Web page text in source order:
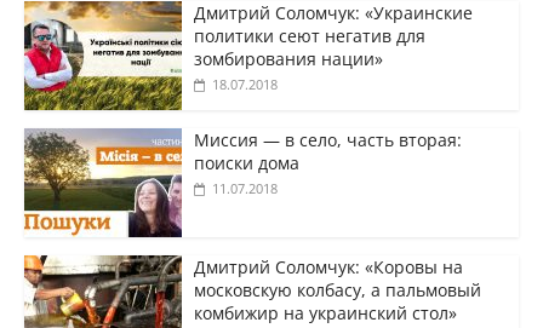
Дмитрий Соломчук: «Украинские
политики сеют негатив для
зомбирования нации»
18.07.2018
Миссия — в село, часть вторая:
поиски дома
11.07.2018
Дмитрий Соломчук: «Коровы на
московскую колбасу, а пальмовый
комбижир на украинский стол»